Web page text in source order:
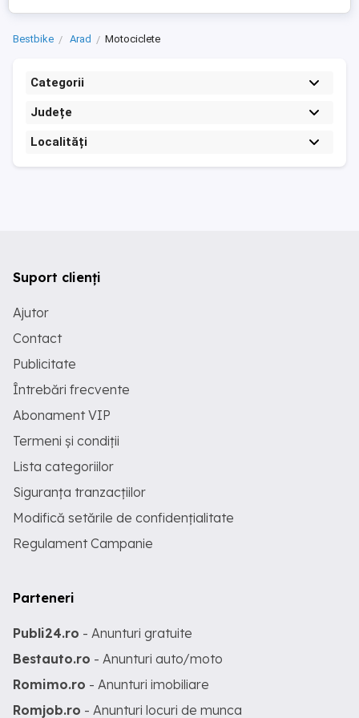
Bestbike Arad Motociclete
Categorii
Județe
Localități
Suport clienți
Ajutor
Contact
Publicitate
Întrebări frecvente
Abonament VIP
Termeni și condiții
Lista categoriilor
Siguranța tranzacțiilor
Modifică setările de confidențialitate
Regulament Campanie
Parteneri
Publi24.ro - Anunturi gratuite
Bestauto.ro - Anunturi auto/moto
Romimo.ro - Anunturi imobiliare
Romjob.ro - Anunturi locuri de munca